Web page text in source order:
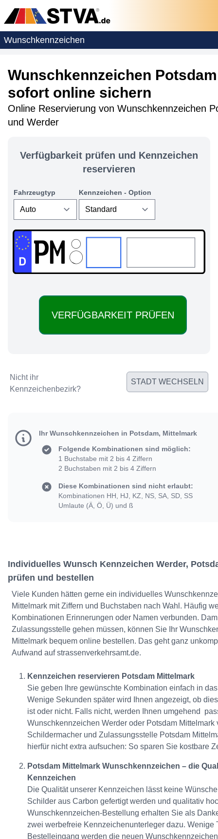
Wunschkennzeichen
Wunschkennzeichen
sofort online sichern
Online Reservierung von Wunschkennzeichen
und Werder
Verfügbarkeit prüfen und Kennzeichen
reservieren
Fahrzeugtyp Kennzeichen - Option
PM:
Nicht ihr
Kennzeichenbezirk?
STADT WECHSELN
Ihr Wunschkennzeichen in Potsdam, Mittelmark
Folgende Kombinationen sind möglich:
1 Buchstabe mit 2 bis 4 Ziffern
2 Buchstaben mit 2 bis 4 Ziffern
Diese Kombinationen sind nicht erlaubt:
Kombinationen HH, HJ, KZ, NS, SA, SD, SS
Umlaute (Ä, Ö, Ü) und ß
Individuelles Wunsch Kennzeichen Werder,
prüfen und bestellen
Viele Kunden hätten gerne ein individuelles
Mittelmark mit Ziffern und Buchstaben nach Wahl. Häufig
Kombinationen Erinnerungen oder Namen verbunden.
Zulassungsstelle gehen müssen, können Sie Ihr
Mittelmark bequem online bestellen. Das geht ganz
Aufwand auf strassenverkehrsamt.de.
Kennzeichen reservieren Potsdam Mittelmark
Sie geben Ihre gewünschte Kombination einfach in
Wenige Sekunden später wird Ihnen angezeigt, ob
ist oder nicht. Falls nicht, werden Ihnen umgehend
Wunschkennzeichen Werder oder Potsdam Mittelmark
Schildermacher und Zulassungsstelle Potsdam
hierfür nicht extra aufsuchen: So sparen Sie kostbare
Potsdam Mittelmark Wunschkennzeichen – die
Kennzeichen
Die Qualität unserer Kennzeichen lässt keine
Schilder aus Carbon gefertigt werden und qualitativ
Wunschkennzeichen-Bestellung erhalten Sie als
zwei werbefreie Kennzeichenunterleger dazu. Wenige
Bestelleingang werden die neuen